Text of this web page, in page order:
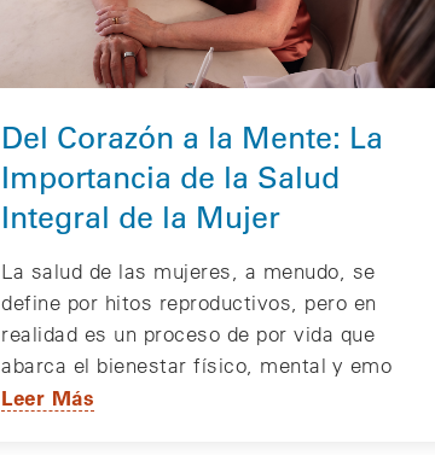
Del Corazón a la Mente: La
Importancia de la Salud
Integral de la Mujer
La salud de las mujeres, a menudo, se
define por hitos reproductivos, pero en
realidad es un proceso de por vida que
abarca el bienestar físico, mental y emo
Leer Más